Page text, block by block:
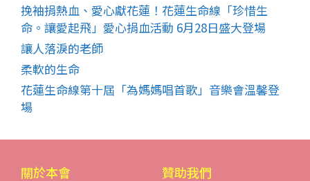
挽袖捐熱血、愛心獻花蓮！花蓮生命線「珍惜生
命。讓愛起飛」愛心捐血活動 6月28日盛大登場
讓人落淚的老師
柔軟的生命
花蓮生命線第十屆「為媽媽唱首歌」音樂會溫馨登
場
關於本會 贊助我們